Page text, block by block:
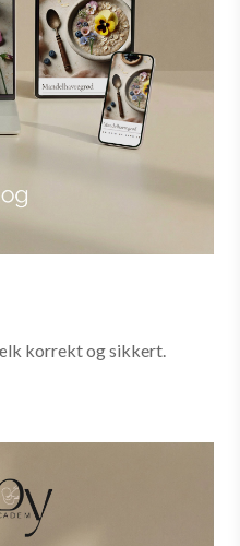
korrekt og sikkert.